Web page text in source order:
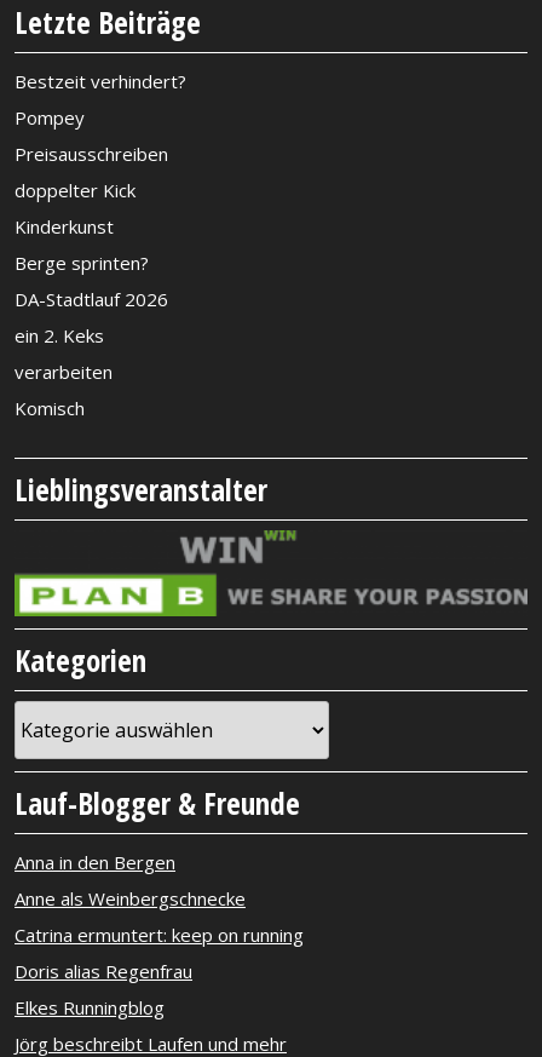
Letzte Beiträge
Bestzeit verhindert?
Pompey
Preisausschreiben
doppelter Kick
Kinderkunst
Berge sprinten?
DA-Stadtlauf 2026
ein 2. Keks
verarbeiten
Komisch
Lieblingsveranstalter
Kategorien
Lauf-Blogger & Freunde
Anna in den Bergen
Anne als Weinbergschnecke
Catrina ermuntert: keep on running
Doris alias Regenfrau
Elkes Runningblog
Jörg beschreibt Laufen und mehr